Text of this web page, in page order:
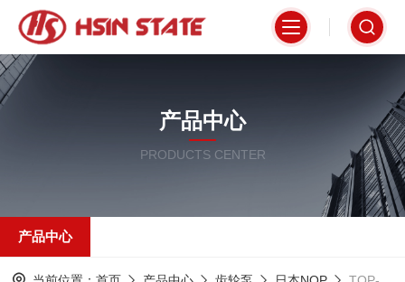
产品中心
PRODUCTS CENTER
产品中心